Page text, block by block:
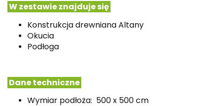
W zestawie znajduje się
Konstrukcja drewniana Altany
Okucia
Podłoga
Dane techniczne
Wymiar podłoża: 500 x 500 cm